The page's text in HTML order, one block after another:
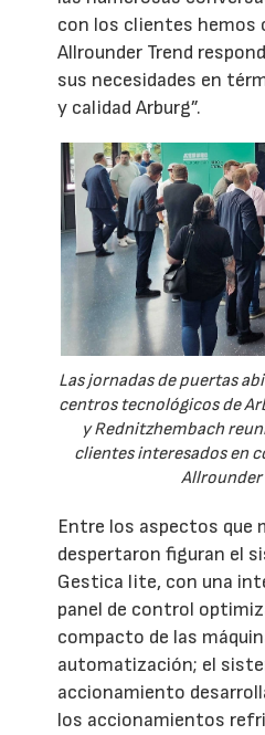
con los clientes hemos
Allrounder Trend
sus necesidades en
y calidad Arburg”.
Las jornadas de puertas
centros tecnológicos de
y Rednitzhembach
clientes interesados en
Allrounder
Entre los aspectos que
despertaron figuran el
Gestica lite, con una
panel de control
compacto de las
automatización; el
accionamiento
los accionamientos